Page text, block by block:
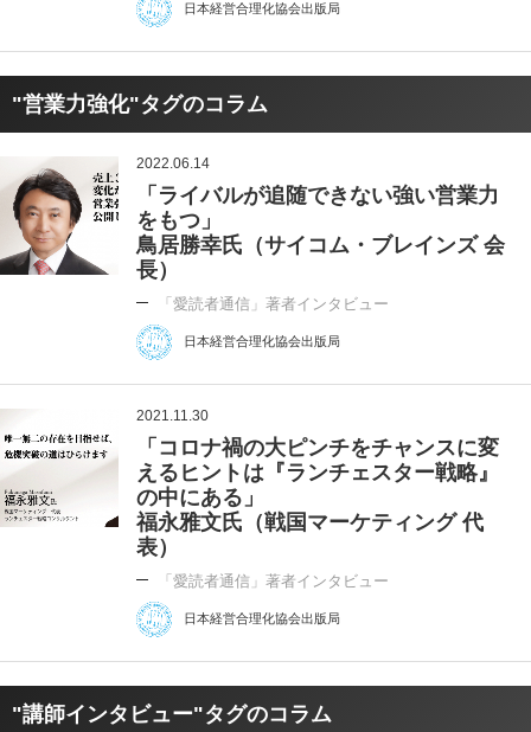
日本経営合理化協会出版局
"営業力強化"タグのコラム
2022.06.14
「ライバルが追随できない強い営業力
をもつ」
鳥居勝幸氏（サイコム・ブレインズ 会
長）
「愛読者通信」著者インタビュー
日本経営合理化協会出版局
2021.11.30
「コロナ禍の大ピンチをチャンスに変
えるヒントは『ランチェスター戦略』
の中にある」
福永雅文氏（戦国マーケティング 代
表）
「愛読者通信」著者インタビュー
日本経営合理化協会出版局
"講師インタビュー"タグのコラム